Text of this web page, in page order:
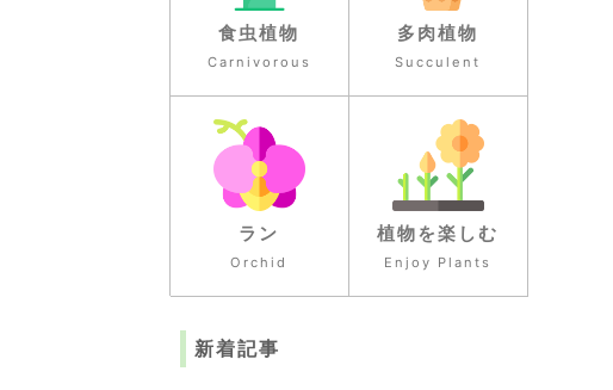
食虫植物
Carnivorous
多肉植物
Succulent
ラン
Orchid
植物を楽しむ
Enjoy Plants